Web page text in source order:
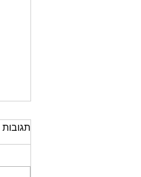
תגובות